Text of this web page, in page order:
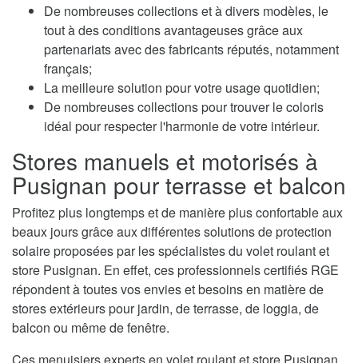
De nombreuses collections et à divers modèles, le
tout à des conditions avantageuses grâce aux
partenariats avec des fabricants réputés, notamment
français;
La meilleure solution pour votre usage quotidien;
De nombreuses collections pour trouver le coloris
idéal pour respecter l'harmonie de votre intérieur.
Stores manuels et motorisés à
Pusignan pour terrasse et balcon
Profitez plus longtemps et de manière plus confortable aux
beaux jours grâce aux différentes solutions de protection
solaire proposées par les spécialistes du volet roulant et
store Pusignan. En effet, ces professionnels certifiés RGE
répondent à toutes vos envies et besoins en matière de
stores extérieurs pour jardin, de terrasse, de loggia, de
balcon ou même de fenêtre.
Ces menuisiers experts en volet roulant et store Pusignan